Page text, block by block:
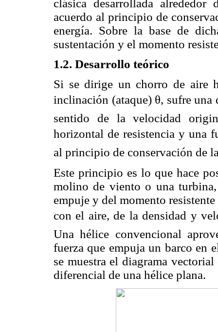
clásica desarrollada
acuerdo al principio de
energía. Sobre la base de
sustentación y el momento
1.2. Desarrollo teórico
Si se dirige un chorro de aire
inclinación (ataque) θ, sufre
sentido de la velocidad
horizontal de resistencia y una
al principio de conservación de
Este principio es lo que hace
molino de viento o una
empuje y del momento
con el aire, de la densidad y
Una hélice convencional
fuerza que empuja un barco en
se muestra el diagrama
diferencial de una hélice plana.